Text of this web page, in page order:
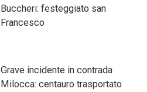
Buccheri: festeggiato san
Francesco
Grave incidente in contrada
Milocca: centauro trasportato